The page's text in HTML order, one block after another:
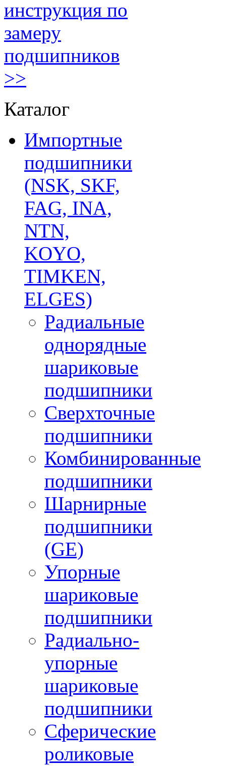
инструкция по
замеру
подшипников
>>
Каталог
Импортные
подшипники
(NSK, SKF,
FAG, INA,
NTN,
KOYO,
TIMKEN,
ELGES)
Радиальные
однорядные
шариковые
подшипники
Сверхточные
подшипники
Комбинированные
подшипники
Шарнирные
подшипники
(GE)
Упорные
шариковые
подшипники
Радиально-
упорные
шариковые
подшипники
Сферические
роликовые